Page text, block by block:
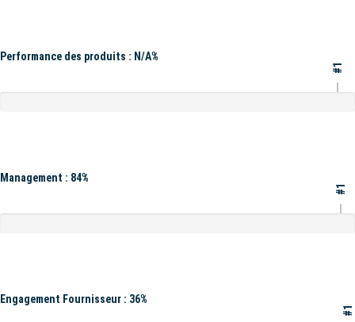
Performance des produits : N/A%
#1
Management : 84%
#1
Engagement Fournisseur : 36%
#1